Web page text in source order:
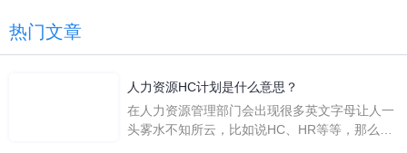
热门文章
人力资源HC计划是什么意思？
在人力资源管理部门会出现很多英文字母让人一
头雾水不知所云，比如说HC、HR等等，那么它